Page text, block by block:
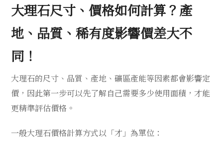
大理石尺寸、價格如何計算？產
地、品質、稀有度影響價差大不
同！
大理石的尺寸、品質、產地、礦區產能等因素都會影響定
價，因此第一步可以先了解自己需要多少使用面積，才能
更精準評估價格。
一般大理石價格計算方式以「才」為單位：